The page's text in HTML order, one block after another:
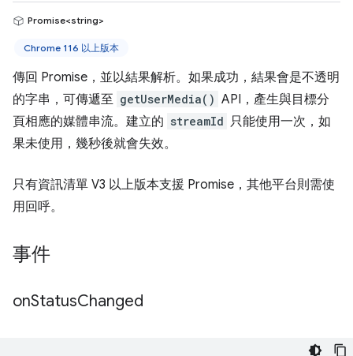
Promise<string>
Chrome 116 以上版本
傳回 Promise，並以結果解析。如果成功，結果會是不透明
的字串，可傳遞至 getUserMedia() API，產生與目標分
頁相應的媒體串流。建立的 streamId 只能使用一次，如
果未使用，幾秒後就會失效。
只有資訊清單 V3 以上版本支援 Promise，其他平台則需使
用回呼。
事件
onStatusChanged